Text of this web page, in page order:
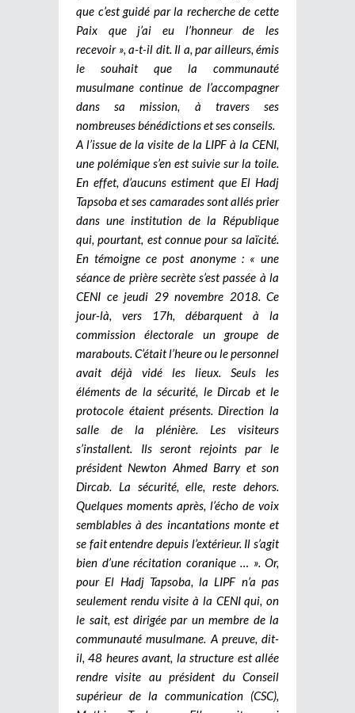
que c’est guidé par la recherche de cette
Paix que j’ai eu l’honneur de les
recevoir », a-t-il dit. Il a, par ailleurs, émis
le souhait que la communauté
musulmane continue de l’accompagner
dans sa mission, à travers ses
nombreuses bénédictions et ses conseils.
A l’issue de la visite de la LIPF à la CENI,
une polémique s’en est suivie sur la toile.
En effet, d’aucuns estiment que El Hadj
Tapsoba et ses camarades sont allés prier
dans une institution de la République
qui, pourtant, est connue pour sa laïcité.
En témoigne ce post anonyme : « une
séance de prière secrète s’est passée à la
CENI ce jeudi 29 novembre 2018. Ce
jour-là, vers 17h, débarquent à la
commission électorale un groupe de
marabouts. C’était l’heure ou le personnel
avait déjà vidé les lieux. Seuls les
éléments de la sécurité, le Dircab et le
protocole étaient présents. Direction la
salle de la plénière. Les visiteurs
s’installent. Ils seront rejoints par le
président Newton Ahmed Barry et son
Dircab. La sécurité, elle, reste dehors.
Quelques moments après, l’écho de voix
semblables à des incantations monte et
se fait entendre depuis l’extérieur. Il s’agit
bien d’une récitation coranique … ». Or,
pour El Hadj Tapsoba, la LIPF n’a pas
seulement rendu visite à la CENI qui, on
le sait, est dirigée par un membre de la
communauté musulmane. A preuve, dit-
il, 48 heures avant, la structure est allée
rendre visite au président du Conseil
supérieur de la communication (CSC),